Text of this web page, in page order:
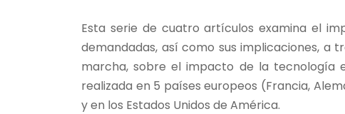
Esta serie de cuatro artículos examina el
demandadas, así como sus implicaciones, a
marcha, sobre el impacto de la tecnología
realizada en 5 países europeos (Francia,
y en los Estados Unidos de América.